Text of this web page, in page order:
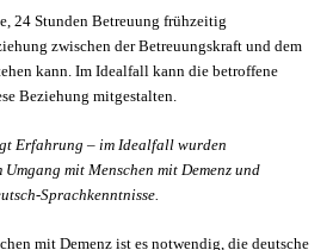
24 Stunden Betreuung frühzeitig
zwischen der Betreuungskraft und dem
kann. Im Idealfall kann die betroffene
Beziehung mitgestalten.
Erfahrung – im Idealfall wurden
mit Menschen mit Demenz und
Sprachkenntnisse.
mit Demenz ist es notwendig, die deutsche